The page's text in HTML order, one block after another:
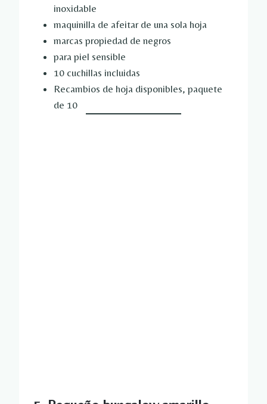
inoxidable
maquinilla de afeitar de una sola hoja
marcas propiedad de negros
para piel sensible
10 cuchillas incluidas
Recambios de hoja disponibles, paquete
de 10